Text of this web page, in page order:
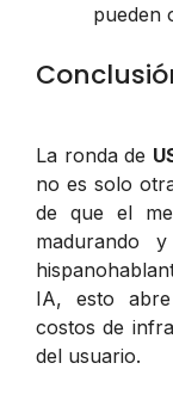
pueden
La ronda de
no es solo
de que el
madurando
IA, esto
costos de
del usuario.